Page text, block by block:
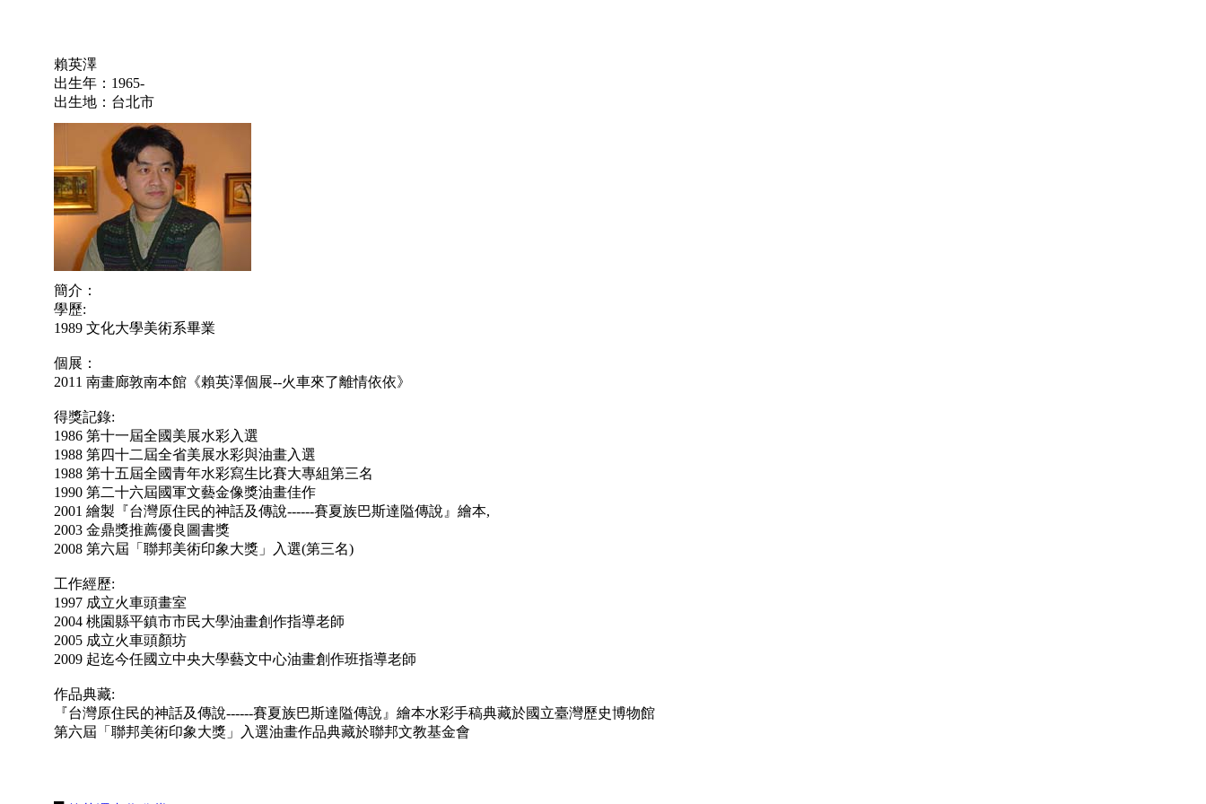
賴英澤
出生年：1965-
出生地：台北市
簡介：
學歷:
1989 文化大學美術系畢業
個展：
2011 南畫廊敦南本館《賴英澤個展--火車來了離情依依》
得獎記錄:
1986 第十一屆全國美展水彩入選
1988 第四十二屆全省美展水彩與油畫入選
1988 第十五屆全國青年水彩寫生比賽大專組第三名
1990 第二十六屆國軍文藝金像獎油畫佳作
2001 繪製『台灣原住民的神話及傳說------賽夏族巴斯達隘傳說』繪本,
2003 金鼎獎推薦優良圖書獎
2008 第六屆「聯邦美術印象大獎」入選(第三名)
工作經歷:
1997 成立火車頭畫室
2004 桃園縣平鎮市市民大學油畫創作指導老師
2005 成立火車頭顏坊
2009 起迄今任國立中央大學藝文中心油畫創作班指導老師
作品典藏:
『台灣原住民的神話及傳說------賽夏族巴斯達隘傳說』繪本水彩手稿典藏於國立臺灣歷史博物館
第六屆「聯邦美術印象大獎」入選油畫作品典藏於聯邦文教基金會